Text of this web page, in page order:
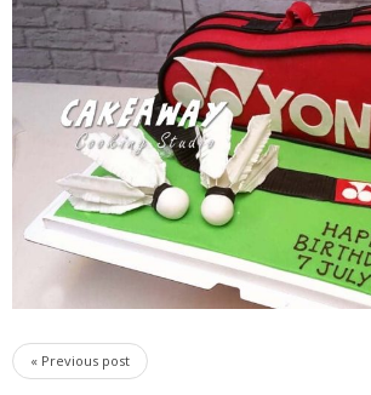
« Previous post